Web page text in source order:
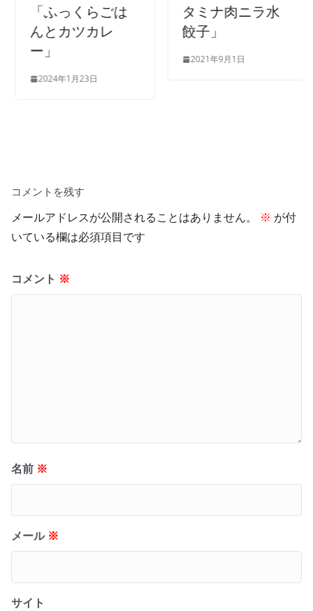
「ふっくらごは
んとカツカレ
ー」
2024年1月23日
タミナ肉ニラ水
餃子」
2021年9月1日
コメントを残す
メールアドレスが公開されることはありません。 ※ が付
いている欄は必須項目です
コメント ※
名前 ※
メール ※
サイト